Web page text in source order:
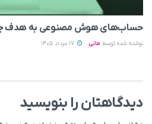
حساب‌های هوش مصنوعی به هدف
نوشته شده توسط مانی
دیدگاهتان را بنویسید